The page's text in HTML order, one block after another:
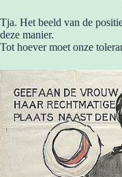
Tja. Het beeld van de
deze manier.
Tot hoever moet onze